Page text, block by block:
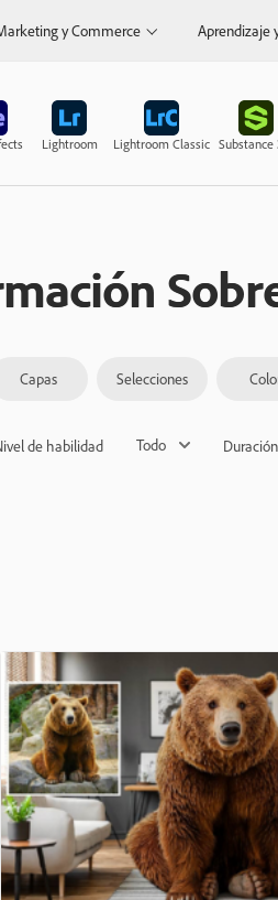
y Commerce Aprendizaje
Lightroom Lightroom Classic Substance
Capas Selecciones
de habilidad Todo Duración